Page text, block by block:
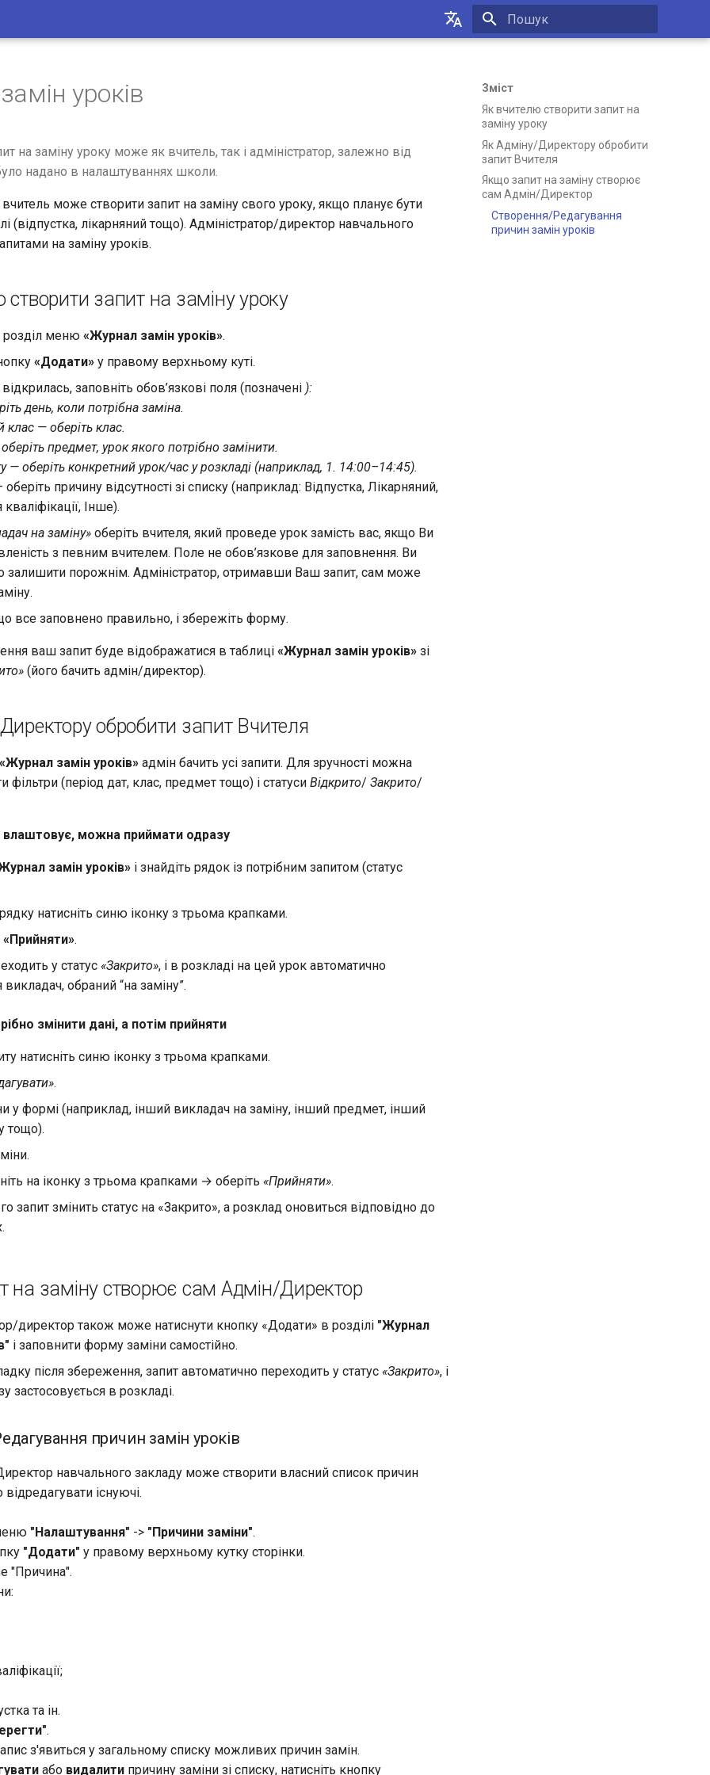
Зміст
Як вчителю створити запит на
заміну уроку
Як Адміну/Директору обробити
запит Вчителя
Якщо запит на заміну створює
сам Адмін/Директор
Створення/Редагування
причин замін уроків
уроків
на заміну уроку може як вчитель, так і адміністратор, залежно від
надано в налаштуваннях школи.
може створити запит на заміну свого уроку, якщо планує бути
(відпустка, лікарняний тощо). Адміністратор/директор навчального
на заміну уроків.
створити запит на заміну уроку
розділ меню «Журнал замін уроків».
«Додати» у правому верхньому куті.
заповніть обов’язкові поля (позначені ):
день, коли потрібна заміна.
клас — оберіть клас.
предмет, урок якого потрібно замінити.
— оберіть конкретний урок/час у розкладі (наприклад, 1. 14:00–14:45).
причину відсутності зі списку (наприклад: Відпустка, Лікарняний,
Інше).
на заміну» оберіть вчителя, який проведе урок замість вас, якщо Ви
з певним вчителем. Поле не обов’язкове для заповнення. Ви
залишити порожнім. Адміністратор, отримавши Ваш запит, сам може
все заповнено правильно, і збережіть форму.
ваш запит буде відображатися в таблиці «Журнал замін уроків» зі
(його бачить адмін/директор).
обробити запит Вчителя
«Журнал замін уроків» адмін бачить усі запити. Для зручності можна
фільтри (період дат, клас, предмет тощо) і статуси Відкрито/ Закрито/
влаштовує, можна приймати одразу
замін уроків» і знайдіть рядок із потрібним запитом (статус
натисніть синю іконку з трьома крапками.
«Прийняти».
у статус «Закрито», і в розкладі на цей урок автоматично
викладач, обраний “на заміну”.
змінити дані, а потім прийняти
натисніть синю іконку з трьома крапками.
.
у формі (наприклад, інший викладач на заміну, інший предмет, інший
тощо).
на іконку з трьома крапками → оберіть «Прийняти».
запит змінить статус на «Закрито», а розклад оновиться відповідно до
на заміну створює сам Адмін/Директор
директор також може натиснути кнопку «Додати» в розділі "Журнал
і заповнити форму заміни самостійно.
після збереження, запит автоматично переходить у статус «Закрито», і
застосовується в розкладі.
причин замін уроків
навчального закладу може створити власний список причин
відредагувати існуючі.
"Налаштування" -> "Причини заміни".
"Додати" у правому верхньому кутку сторінки.
"Причина".
та ін.
.
з'явиться у загальному списку можливих причин замін.
або видалити причину заміни зі списку, натисніть кнопку